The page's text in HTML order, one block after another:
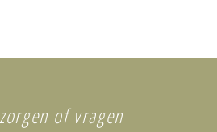
of vragen